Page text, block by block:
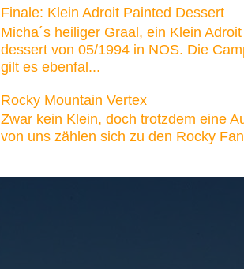
Finale: Klein Adroit Painted Dessert
Micha´s heiliger Graal, ein Klein
dessert von 05/1994 in NOS. Die
gilt es ebenfal...
Rocky Mountain Vertex
Zwar kein Klein, doch trotzdem eine
von uns zählen sich zu den Rocky